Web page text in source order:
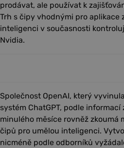
prodávat, ale používat k
Trh s čipy vhodnými pro aplikace
inteligenci v současnosti
Nvidia.
Společnost OpenAI, který
systém ChatGPT, podle
minulého měsíce rovněž zkoumá
čipů pro umělou inteligenci.
nicméně podle odborníků